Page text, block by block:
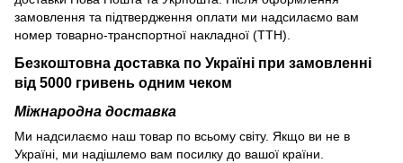
замовлення та підтвердження оплати ми надсилаємо вам
номер товарно-транспортної накладної (ТТН).
Безкоштовна доставка по Україні при замовленні
від 5000 гривень одним чеком
Міжнародна доставка
Ми надсилаємо наш товар по всьому світу. Якщо ви не в
Україні, ми надішлемо вам посилку до вашої країни.